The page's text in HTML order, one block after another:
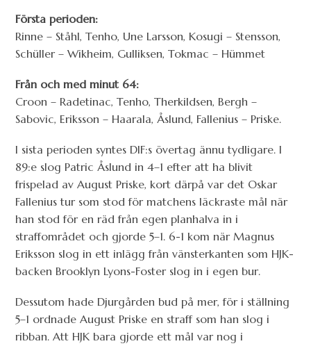
Första perioden:
Rinne – Ståhl, Tenho, Une Larsson, Kosugi – Stensson,
Schüller – Wikheim, Gulliksen, Tokmac – Hümmet
Från och med minut 64:
Croon – Radetinac, Tenho, Therkildsen, Bergh –
Sabovic, Eriksson – Haarala, Åslund, Fallenius – Priske.
I sista perioden syntes DIF:s övertag ännu tydligare. I
89:e slog Patric Åslund in 4–1 efter att ha blivit
frispelad av August Priske, kort därpå var det Oskar
Fallenius tur som stod för matchens läckraste mål när
han stod för en räd från egen planhalva in i
straffområdet och gjorde 5–1. 6-1 kom när Magnus
Eriksson slog in ett inlägg från vänsterkanten som HJK-
backen Brooklyn Lyons-Foster slog in i egen bur.
Dessutom hade Djurgården bud på mer, för i ställning
5–1 ordnade August Priske en straff som han slog i
ribban. Att HJK bara gjorde ett mål var nog i